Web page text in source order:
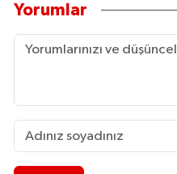
Yorumlar